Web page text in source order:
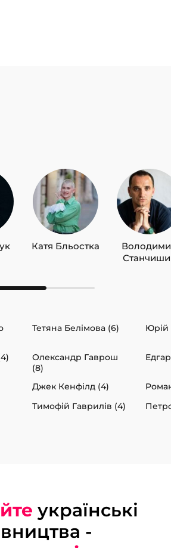
Катя Бльостка
Тетяна Белімова (6) Юрій
Олександр Гаврош
(8)
Джек Кенфілд (4)
Тимофій Гаврилів (4)
українські
-